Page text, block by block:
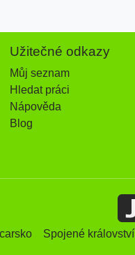
Užitečné odkazy
Můj seznam
Hledat práci
Nápověda
Blog
Spojené království